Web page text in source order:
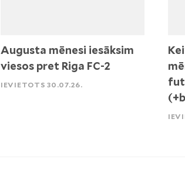
Augusta mēnesi iesāksim
viesos pret Riga FC-2
IEVIETOTS 30.07.26.